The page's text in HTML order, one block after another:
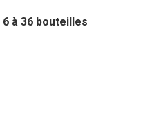
6 à 36 bouteilles